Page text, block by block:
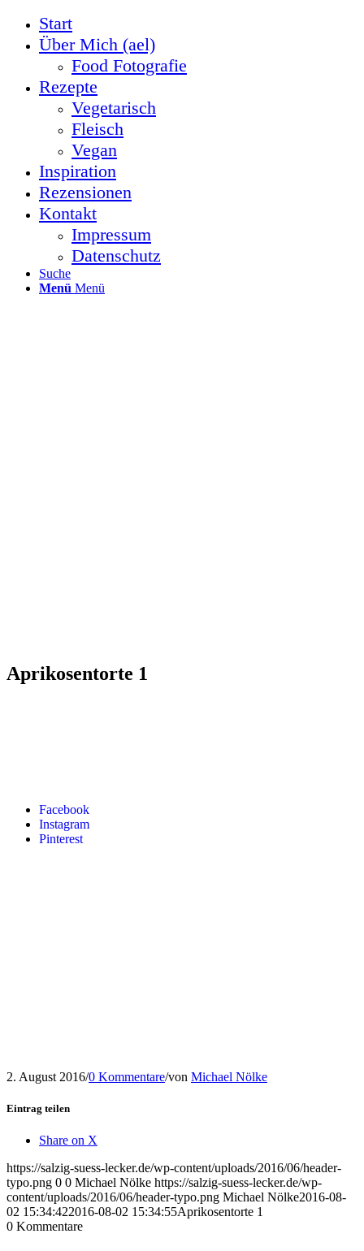
Start
Über Mich (ael)
Food Fotografie
Rezepte
Vegetarisch
Fleisch
Vegan
Inspiration
Rezensionen
Kontakt
Impressum
Datenschutz
Suche
Menü Menü
Facebook
Instagram
Pinterest
Aprikosentorte 1
2. August 2016/0 Kommentare/von Michael Nölke
Eintrag teilen
Share on X
https://salzig-suess-lecker.de/wp-content/uploads/2016/06/header-
typo.png 0 0 Michael Nölke https://salzig-suess-lecker.de/wp-
content/uploads/2016/06/header-typo.png Michael Nölke2016-08-
02 15:34:422016-08-02 15:34:55Aprikosentorte 1
0 Kommentare